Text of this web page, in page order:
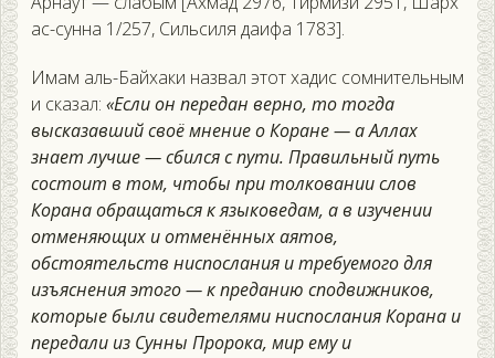
ас-сунна 1/257, Сильсиля даифа 1783].
Имам аль-Байхаки назвал этот хадис сомнительным
и сказал: «Если он передан верно, то тогда
высказавший своё мнение о Коране — а Аллах
знает лучше — сбился с пути. Правильный путь
состоит в том, чтобы при толковании слов
Корана обращаться к языковедам, а в изучении
отменяющих и отменённых аятов,
обстоятельств ниспослания и требуемого для
изъяснения этого — к преданию сподвижников,
которые были свидетелями ниспослания Корана и
передали из Сунны Пророка, мир ему и